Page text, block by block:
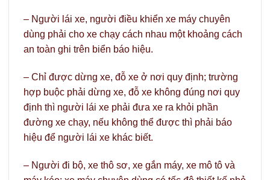
– Người lái xe, người điều khiển xe máy chuyên
dùng phải cho xe chạy cách nhau một khoảng cách
an toàn ghi trên biển báo hiệu.
– Chỉ được dừng xe, đỗ xe ở nơi quy định; trường
hợp buộc phải dừng xe, đỗ xe không đúng nơi quy
định thì người lái xe phải đưa xe ra khỏi phần
đường xe chạy, nếu không thể được thì phải báo
hiệu để người lái xe khác biết.
– Người đi bộ, xe thô sơ, xe gắn máy, xe mô tô và